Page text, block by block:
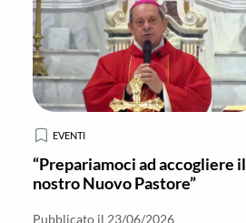
EVENTI
“Prepariamoci ad accogliere il
nostro Nuovo Pastore”
Pubblicato il 23/06/2026